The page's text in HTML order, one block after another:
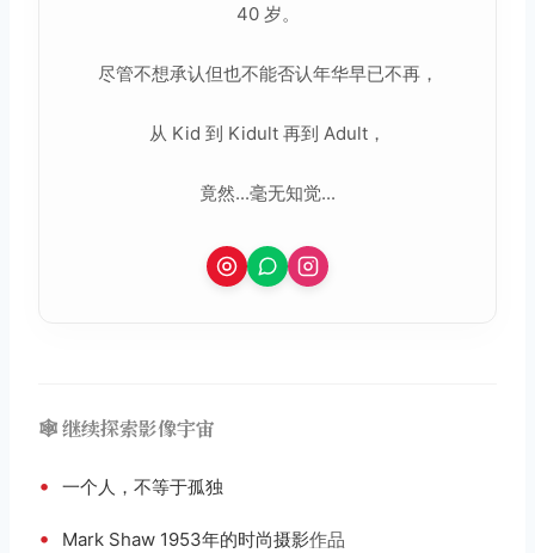
40 岁。
尽管不想承认但也不能否认年华早已不再，
从 Kid 到 Kidult 再到 Adult，
竟然...毫无知觉...
🕸️ 继续探索影像宇宙
• 一个人，不等于孤独
• Mark Shaw 1953年的时尚摄影作品